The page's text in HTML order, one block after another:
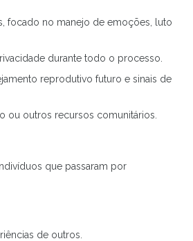
focado no manejo de emoções, luto
durante todo o processo.
reprodutivo futuro e sinais de
ou outros recursos comunitários.
que passaram por
de outros.